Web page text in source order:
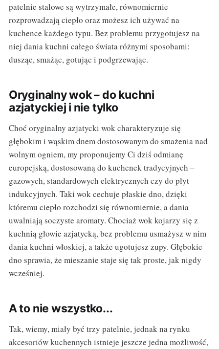
patelnie stalowe są wytrzymałe, równomiernie
rozprowadzają ciepło oraz możesz ich używać na
kuchence każdego typu. Bez problemu przygotujesz na
niej dania kuchni całego świata różnymi sposobami:
dusząc, smażąc, gotując i podgrzewając.
Oryginalny wok – do kuchni
azjatyckiej i nie tylko
Choć oryginalny azjatycki wok charakteryzuje się
głębokim i wąskim dnem dostosowanym do smażenia nad
wolnym ogniem, my proponujemy Ci dziś odmianę
europejską, dostosowaną do kuchenek tradycyjnych –
gazowych, standardowych elektrycznych czy do płyt
indukcyjnych. Taki wok cechuje płaskie dno, dzięki
któremu ciepło rozchodzi się równomiernie, a dania
uwalniają soczyste aromaty. Chociaż wok kojarzy się z
kuchnią głowie azjatycką, bez problemu usmażysz w nim
dania kuchni włoskiej, a także ugotujesz zupy. Głębokie
dno sprawia, że mieszanie staje się tak proste, jak nigdy
wcześniej.
A to nie wszystko...
Tak, wiemy, miały być trzy patelnie, jednak na rynku
akcesoriów kuchennych istnieje jeszcze jedna możliwość,